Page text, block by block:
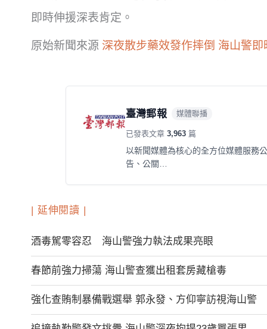
即時伸援深表肯定。
原始新聞來源 深夜散步藥效發作摔倒 海山警
臺灣郵報 媒體聯播
已發表文章 3,963 篇
以新聞媒體為核心的全方位媒體服務
告、公關…
| 延伸閱讀 |
酒毒駕零容忍 海山警強力執法成果亮眼
春節前強力掃蕩 海山警查獲出租套房藏槍毒
強化查賄制暴備戰選舉 郭永發、方仰寧訪視海山警